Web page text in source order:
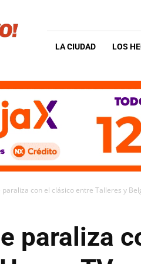
LA CIUDAD LOS
paraliza con el clásico entre Talleres y
paraliza